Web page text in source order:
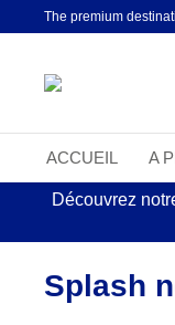
The premium
ACCUEIL A
Découvrez
Splash